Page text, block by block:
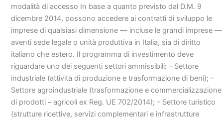
modalità di accesso In base a quanto previsto dal D.M. 9
dicembre 2014, possono accedere ai contratti di sviluppo le
imprese di qualsiasi dimensione — incluse le grandi imprese —
aventi sede legale o unità produttiva in Italia, sia di diritto
italiano che estero. Il programma di investimento deve
riguardare uno dei seguenti settori ammissibili: – Settore
industriale (attività di produzione e trasformazione di beni); –
Settore agroindustriale (trasformazione e commercializzazione
di prodotti – agricoli ex Reg. UE 702/2014); – Settore turistico
(strutture ricettive, servizi complementari e infrastrutture